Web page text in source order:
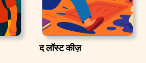
द लॉस्ट कीज़